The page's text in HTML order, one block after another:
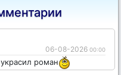
06-08-2026 00:00
роман